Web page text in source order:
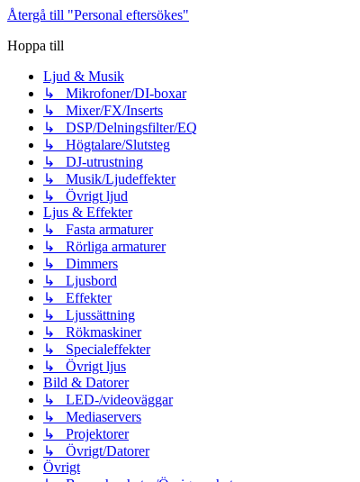
Återgå till "Personal eftersökes"
Hoppa till
Ljud & Musik
↳ Mikrofoner/DI-boxar
↳ Mixer/FX/Inserts
↳ DSP/Delningsfilter/EQ
↳ Högtalare/Slutsteg
↳ DJ-utrustning
↳ Musik/Ljudeffekter
↳ Övrigt ljud
Ljus & Effekter
↳ Fasta armaturer
↳ Rörliga armaturer
↳ Dimmers
↳ Ljusbord
↳ Effekter
↳ Ljussättning
↳ Rökmaskiner
↳ Specialeffekter
↳ Övrigt ljus
Bild & Datorer
↳ LED-/videoväggar
↳ Mediaservers
↳ Projektorer
↳ Övrigt/Datorer
Övrigt